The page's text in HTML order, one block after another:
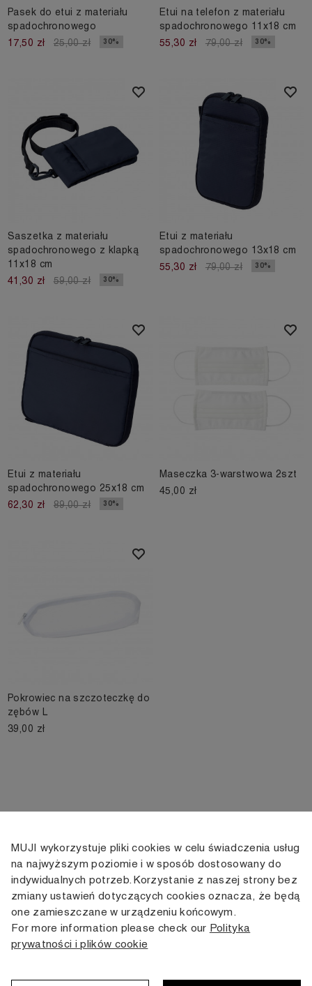
Pasek do etui z materiału
spadochronowego
17,50 zł
25,00 zł 30%
Etui na telefon z materiału
spadochronowego 11x18 cm
55,30 zł
79,00 zł 30%
Saszetka z materiału
spadochronowego z klapką
11x18 cm
41,30 zł
59,00 zł 30%
Etui z materiału
spadochronowego 13x18 cm
55,30 zł
79,00 zł 30%
Etui z materiału
spadochronowego 25x18 cm
62,30 zł
89,00 zł 30%
Maseczka 3-warstwowa 2szt
45,00 zł
Pokrowiec na szczoteczkę do
zębów L
39,00 zł
KONTAKT
+48 505 166 958
zamowienia@muji.com.pl
Infolinia czynna
od poniedziałku do piątku
KONTO
Moje konto
Historia
INFORMACJE
Dostawa
Regulamin
Karta stałego
MUJI wykorzystuje pliki cookies w celu świadczenia usług
na najwyższym poziomie i w sposób dostosowany do
indywidualnych potrzeb. Korzystanie z naszej strony bez
zmiany ustawień dotyczących cookies oznacza, że będą
one zamieszczane w urządzeniu końcowym.
For more information please check our Polityka
prywatności i plików cookie